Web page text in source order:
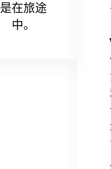
是在旅途
中。